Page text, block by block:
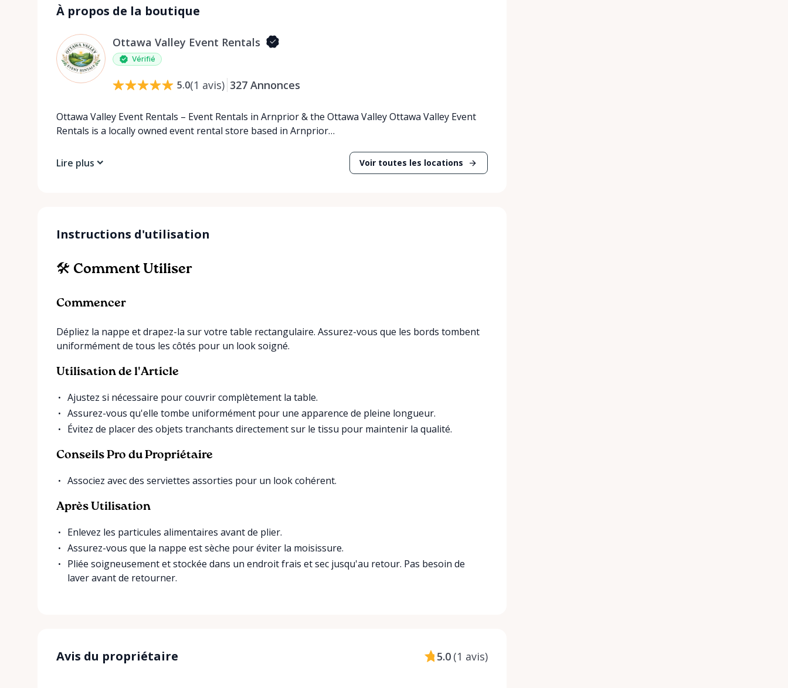
À propos de la boutique
Ottawa Valley Event Rentals
Vérifié
5.0(1 avis) 327 Annonces
Ottawa Valley Event Rentals – Event Rentals in Arnprior & the Ottawa Valley Ottawa Valley Event
Rentals is a locally owned event rental store based in Arnprior…
Lire plus Voir toutes les locations
Instructions d'utilisation
🛠️ Comment Utiliser
Commencer
Dépliez la nappe et drapez-la sur votre table rectangulaire. Assurez-vous que les bords tombent
uniformément de tous les côtés pour un look soigné.
Utilisation de l'Article
Ajustez si nécessaire pour couvrir complètement la table.
Assurez-vous qu'elle tombe uniformément pour une apparence de pleine longueur.
Évitez de placer des objets tranchants directement sur le tissu pour maintenir la qualité.
Conseils Pro du Propriétaire
Associez avec des serviettes assorties pour un look cohérent.
Après Utilisation
Enlevez les particules alimentaires avant de plier.
Assurez-vous que la nappe est sèche pour éviter la moisissure.
Pliée soigneusement et stockée dans un endroit frais et sec jusqu'au retour. Pas besoin de
laver avant de retourner.
Avis du propriétaire 5.0 (1 avis)